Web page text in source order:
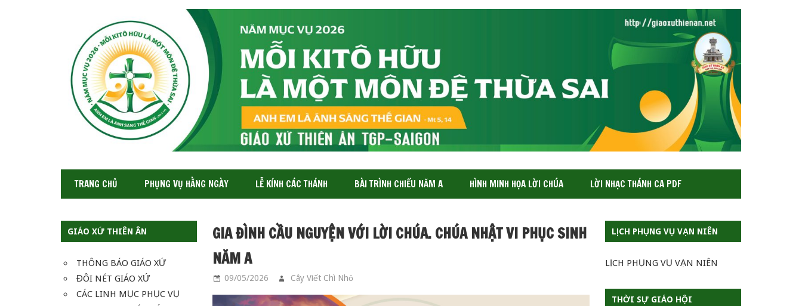
XỨ
THIÊN
ÂN-
SAIGON
TRANG CHỦ PHỤNG VỤ HẰNG NGÀY LỄ KÍNH CÁC THÁNH BÀI TRÌNH CHIẾU NĂM A HÌNH MINH HỌA LỜI CHÚA LỜI NHẠC THÁNH CA PDF
GIÁO XỨ THIÊN ÂN
THÔNG BÁO GIÁO XỨ
ĐÔI NÉT GIÁO XỨ
CÁC LINH MỤC PHỤC VỤ
GIA ĐÌNH CẦU NGUYỆN VỚI LỜI CHÚA. CHÚA NHẬT VI PHỤC SINH
NĂM A
09/05/2026 Cây Viết Chì Nhỏ
LỊCH PHỤNG VỤ VẠN NIÊN
LỊCH PHỤNG VỤ VẠN NIÊN
THỜI SỰ GIÁO HỘI